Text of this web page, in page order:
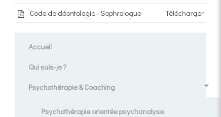
Code de déontologie - Sophrologue Télécharger
Accueil
Qui suis-je ?
Psychothérapie & Coaching
Psychothérapie orientée psychanalyse